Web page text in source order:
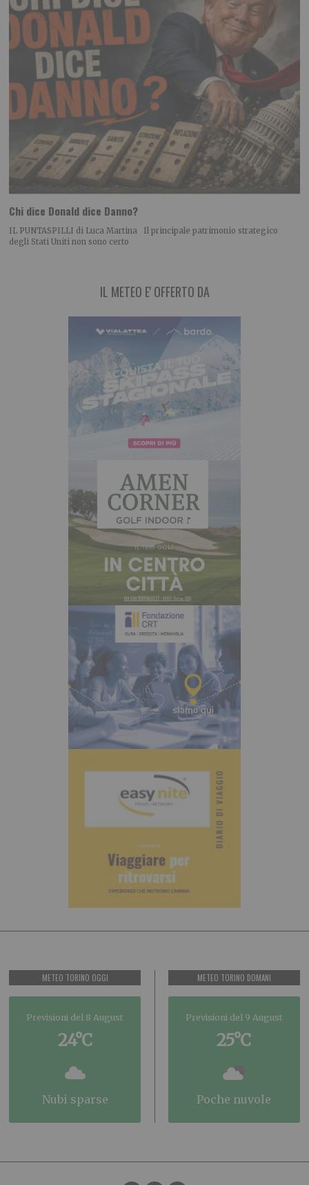
Chi dice Donald dice Danno?
IL PUNTASPILLI di Luca Martina Il principale patrimonio strategico
degli Stati Uniti non sono certo
IL METEO E' OFFERTO DA
METEO TORINO OGGI
Previsioni del 8 August
24°C
nubi sparse
METEO TORINO DOMANI
Previsioni del 9 August
25°C
poche nuvole